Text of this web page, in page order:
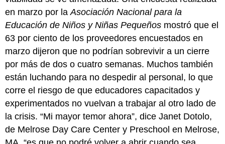
en marzo por laAsociación Nacional para la
Educación de Niños y Niñas Pequeños mostró que el
63 por ciento de los proveedores encuestados en
marzo dijeron que no podrían sobrevivir a un cierre
por más de dos o cuatro semanas. Muchos también
están luchando para no despedir al personal, lo que
corre el riesgo de que educadores capacitados y
experimentados no vuelvan a trabajar al otro lado de
la crisis. “Mi mayor temor ahora”, dice Janet Dotolo,
de Melrose Day Care Center y Preschool en Melrose,